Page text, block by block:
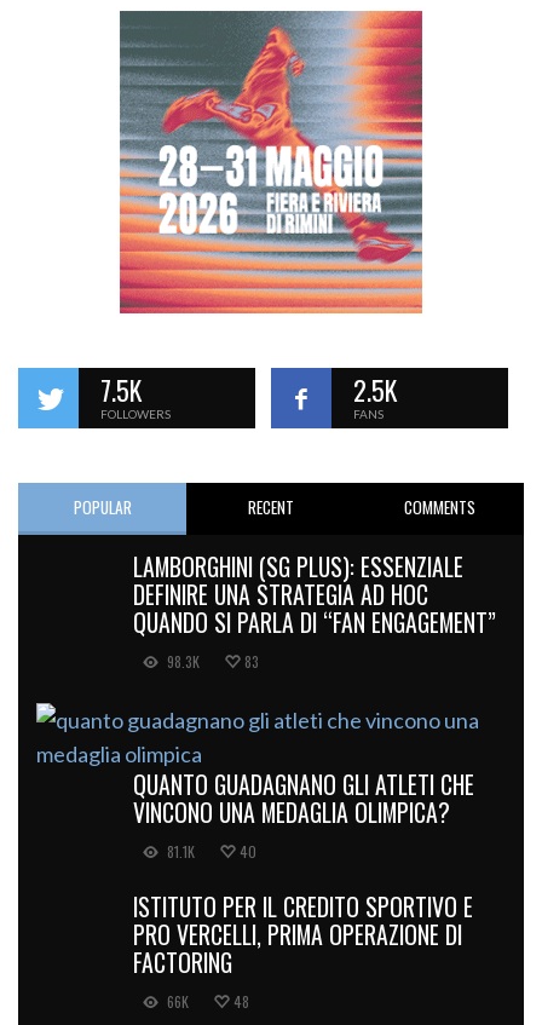
7.5K
FOLLOWERS
2.5K
FANS
POPULAR RECENT COMMENTS
LAMBORGHINI (SG PLUS): ESSENZIALE
DEFINIRE UNA STRATEGIA AD HOC
QUANDO SI PARLA DI “FAN ENGAGEMENT”
98.3K 83
QUANTO GUADAGNANO GLI ATLETI CHE
VINCONO UNA MEDAGLIA OLIMPICA?
81.1K 40
ISTITUTO PER IL CREDITO SPORTIVO E
PRO VERCELLI, PRIMA OPERAZIONE DI
FACTORING
66K 48